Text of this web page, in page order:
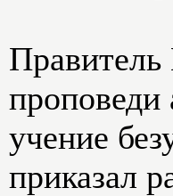
Правитель
проповеди
учение
приказал